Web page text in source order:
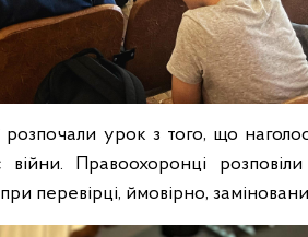
розпочали урок з того, що
Правоохоронці
перевірці, ймовірно,